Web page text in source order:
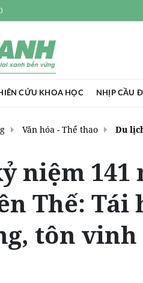
CỨU KHOA HỌC NHỊP CẦU
Văn hóa - Thể thao Du
niệm 141
Thế:
tôn vinh